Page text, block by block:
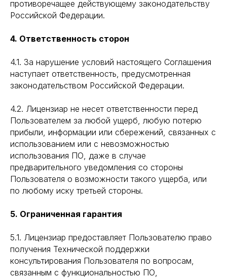
противоречащее действующему законодательству
Российской Федерации.
4. Ответственность сторон
4.1. За нарушение условий настоящего Соглашения
наступает ответственность, предусмотренная
законодательством Российской Федерации.
4.2. Лицензиар не несет ответственности перед
Пользователем за любой ущерб, любую потерю
прибыли, информации или сбережений, связанных с
использованием или с невозможностью
использования ПО, даже в случае
предварительного уведомления со стороны
Пользователя о возможности такого ущерба, или
по любому иску третьей стороны.
5. Ограниченная гарантия
5.1. Лицензиар предоставляет Пользователю право
получения Технической поддержки
консультирования Пользователя по вопросам,
связанным с функциональностью ПО,